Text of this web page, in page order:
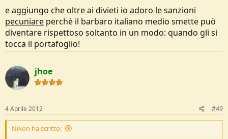
e aggiungo che oltre ai divieti io adoro le sanzioni
pecuniare perchè il barbaro italiano medio smette può
diventare rispettoso soltanto in un modo: quando gli si
tocca il portafoglio!
jhoe
4 Aprile 2012 #49
Nikon ha scritto: